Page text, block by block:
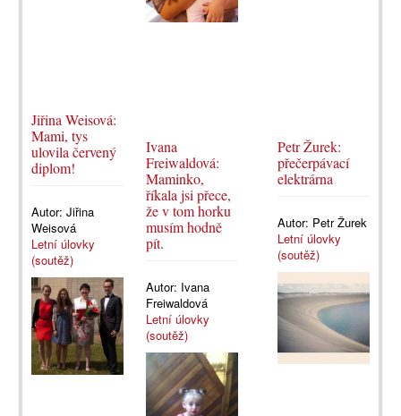
Jiřina Weisová:
Mami, tys
ulovila červený
diplom!
Autor: Jiřina
Weisová
Letní úlovky
(soutěž)
Ivana
Freiwaldová:
Maminko,
říkala jsi přece,
že v tom horku
musím hodně
pít.
Autor: Ivana
Freiwaldová
Letní úlovky
(soutěž)
Petr Žurek:
přečerpávací
elektrárna
Autor: Petr Žurek
Letní úlovky
(soutěž)